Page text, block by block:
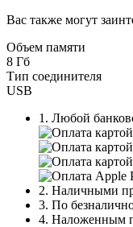
Вас также могут
Объем памяти
8 Гб
Тип соединителя
USB
1. Любой
2. Наличными
3. По
4. Наложенным